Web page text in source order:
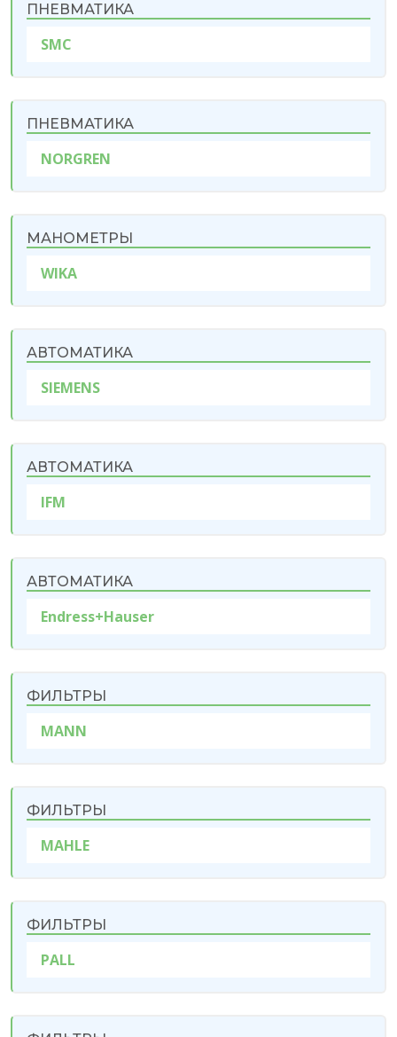
ПНЕВМАТИКА
SMC
ПНЕВМАТИКА
NORGREN
МАНОМЕТРЫ
WIKA
АВТОМАТИКА
SIEMENS
АВТОМАТИКА
IFM
АВТОМАТИКА
Endress+Hauser
ФИЛЬТРЫ
MANN
ФИЛЬТРЫ
MAHLE
ФИЛЬТРЫ
PALL